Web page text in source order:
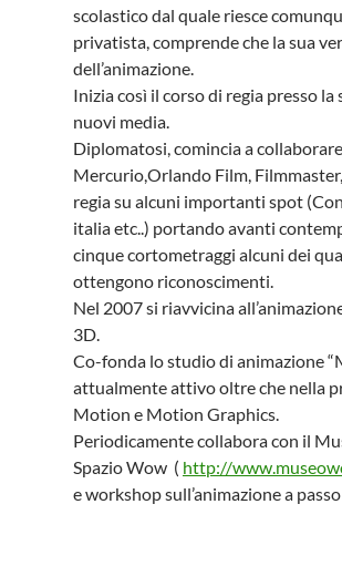
scolastico dal quale riesce
privatista, comprende che la sua
dell’animazione.
Inizia così il corso di regia presso
nuovi media.
Diplomatosi, comincia a
Mercurio,Orlando Film,
regia su alcuni importanti spot
italia etc..) portando avanti
cinque cortometraggi alcuni dei
ottengono riconoscimenti.
Nel 2007 si riavvicina
3D.
Co-fonda lo studio di animazione
attualmente attivo oltre che nella
Motion e Motion Graphics.
Periodicamente collabora con il
Spazio Wow ( http://
e workshop sull’animazione a